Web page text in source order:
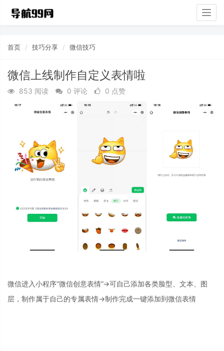
首页 技巧分享 微信技巧
微信上线制作自定义表情啦
853 阅读 0 评论 0 点赞
微信进入小程序“微信创意表情”->可自己添加各类脸型、文本、图
层，制作属于自己的专属表情->制作完成一键添加到微信表情